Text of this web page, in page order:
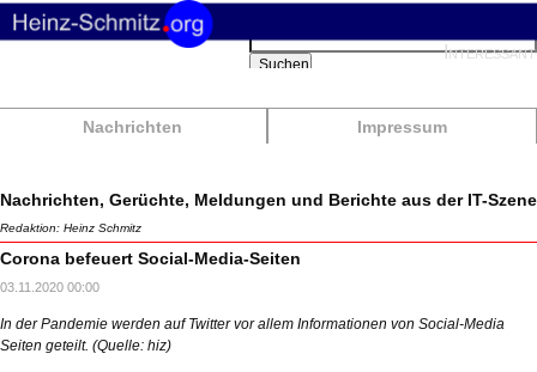
Nachrichten Impressum
Suchbegriffe
Suchen
Nachrichten, Gerüchte, Meldungen und Berichte aus der IT-Szene
Redaktion: Heinz Schmitz
Corona befeuert Social-Media-Seiten
03.11.2020 00:00
In der Pandemie werden auf Twitter vor allem Informationen von Social-Media
Seiten geteilt. (Quelle: hiz)